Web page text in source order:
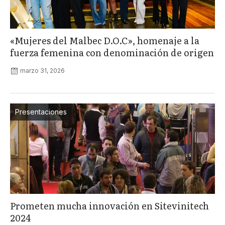
«Mujeres del Malbec D.O.C», homenaje a la
fuerza femenina con denominación de origen
marzo 31, 2026
Presentaciones
Prometen mucha innovación en Sitevinitech
2024